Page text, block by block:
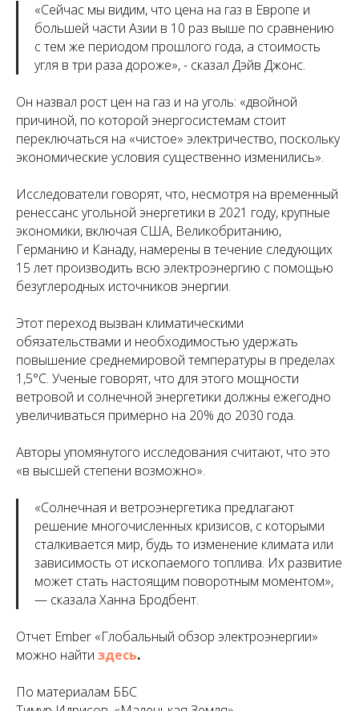
«Сейчас мы видим, что цена на газ в Европе и
большей части Азии в 10 раз выше по сравнению
с тем же периодом прошлого года, а стоимость
угля в три раза дороже», - сказал Дэйв Джонс.
Он назвал рост цен на газ и на уголь: «двойной
причиной, по которой энергосистемам стоит
переключаться на «чистое» электричество, поскольку
экономические условия существенно изменились».
Исследователи говорят, что, несмотря на временный
ренессанс угольной энергетики в 2021 году, крупные
экономики, включая США, Великобританию,
Германию и Канаду, намерены в течение следующих
15 лет производить всю электроэнергию с помощью
безуглеродных источников энергии.
Этот переход вызван климатическими
обязательствами и необходимостью удержать
повышение среднемировой температуры в пределах
1,5°C. Ученые говорят, что для этого мощности
ветровой и солнечной энергетики должны ежегодно
увеличиваться примерно на 20% до 2030 года.
Авторы упомянутого исследования считают, что это
«в высшей степени возможно».
«Солнечная и ветроэнергетика предлагают
решение многочисленных кризисов, с которыми
сталкивается мир, будь то изменение климата или
зависимость от ископаемого топлива. Их развитие
может стать настоящим поворотным моментом»,
— сказала Ханна Бродбент.
Отчет Ember «Глобальный обзор электроэнергии»
можно найти здесь.
По материалам ББС